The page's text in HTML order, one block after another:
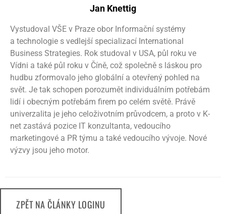
Jan Knettig
Vystudoval VŠE v Praze obor Informační systémy
a technologie s vedlejší specializací International
Business Strategies. Rok studoval v USA, půl roku ve
Vídni a také půl roku v Číně, což společně s láskou pro
hudbu zformovalo jeho globální a otevřený pohled na
svět. Je tak schopen porozumět individuálním potřebám
lidí i obecným potřebám firem po celém světě. Právě
univerzalita je jeho celoživotním průvodcem, a proto v K-
net zastává pozice IT konzultanta, vedoucího
marketingové a PR týmu a také vedoucího vývoje. Nové
výzvy jsou jeho motor.
ZPĚT NA ČLÁNKY LOGINU